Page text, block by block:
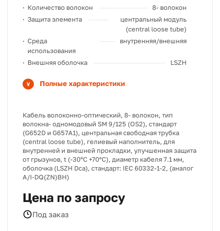
Количество волокон
8- волокон
Защита элемента
центральный модуль
(central loose tube)
Среда
использования
внутренняя/внешняя
Внешняя оболочка LSZH
Полные характеристики
Кабель волоконно-оптический, 8- волокон, тип
волокна- одномодовый SM 9/125 (OS2), стандарт
(G652D и G657A1), центральная свободная трубка
(central loose tube), гелиевый наполнитель, для
внутренней и внешней прокладки, улучшенная защита
от грызунов, t (-30°C +70°C), диаметр кабеля 7.1 мм,
оболочка (LSZH Dca), стандарт: IEC 60332-1-2, (аналог
A/I-DQ(ZN)BH)
Цена по запросу
Под заказ